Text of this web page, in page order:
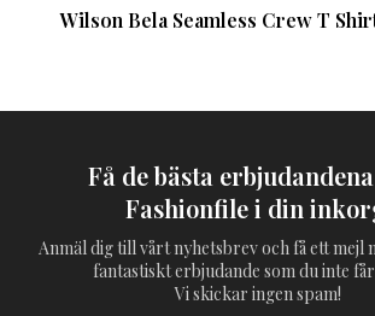
Wilson Bela Seamless Crew T
Få de bästa
Fashionfile i din
Anmäl dig till vårt nyhetsbrev och få ett mejl
fantastiskt erbjudande som du inte får
Vi skickar ingen spam!